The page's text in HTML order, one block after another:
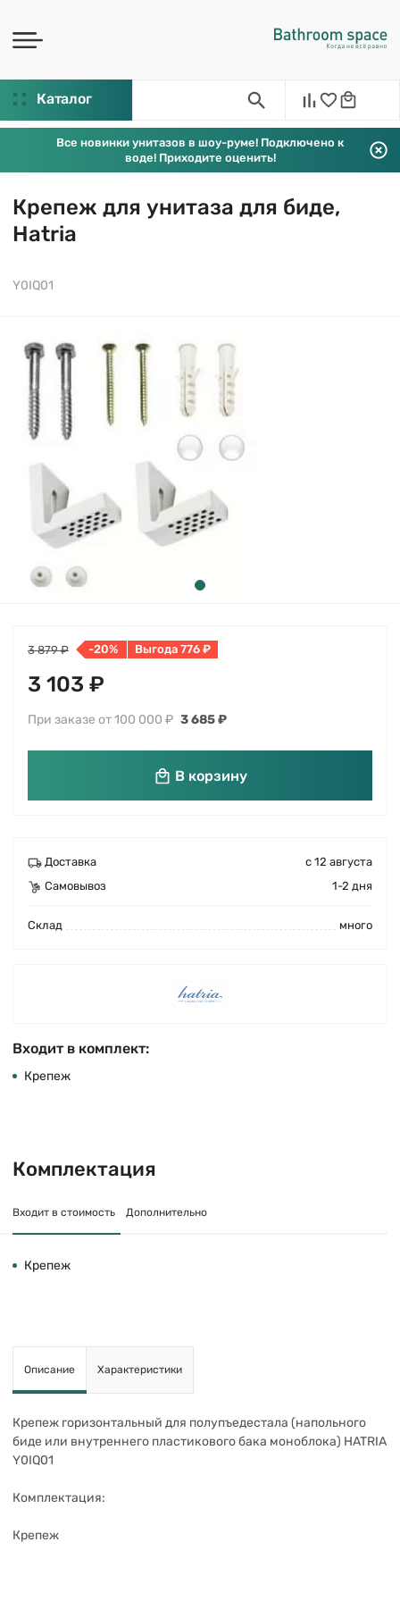
Каталог
Все новинки унитазов в шоу-руме! Подключено к
воде! Приходите оценить!
Крепеж для унитаза для биде,
Hatria
Y0IQ01
3 879 ₽ -20% Выгода 776 ₽
3 103 ₽
При заказе от 100 000 ₽ 3 685 ₽
В корзину
Доставка
с 12 августа
Самовывоз
1-2 дня
Cклад много
Входит в комплект:
Крепеж
Комплектация
Входит в стоимость Дополнительно
Крепеж
Описание Характеристики
Крепеж горизонтальный для полупъедестала (напольного
биде или внутреннего пластикового бака моноблока) HATRIA
Y0IQ01
Комплектация:
Крепеж